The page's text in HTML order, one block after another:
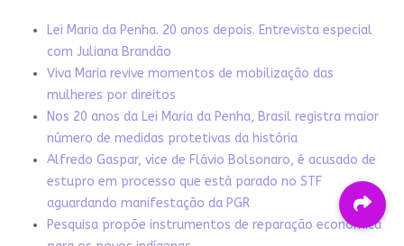
Lei Maria da Penha. 20 anos depois. Entrevista especial
com Juliana Brandão
Viva Maria revive momentos de mobilização das
mulheres por direitos
Nos 20 anos da Lei Maria da Penha, Brasil registra maior
número de medidas protetivas da história
Alfredo Gaspar, vice de Flávio Bolsonaro, é acusado de
estupro em processo que está parado no STF
aguardando manifestação da PGR
Pesquisa propõe instrumentos de reparação econômica